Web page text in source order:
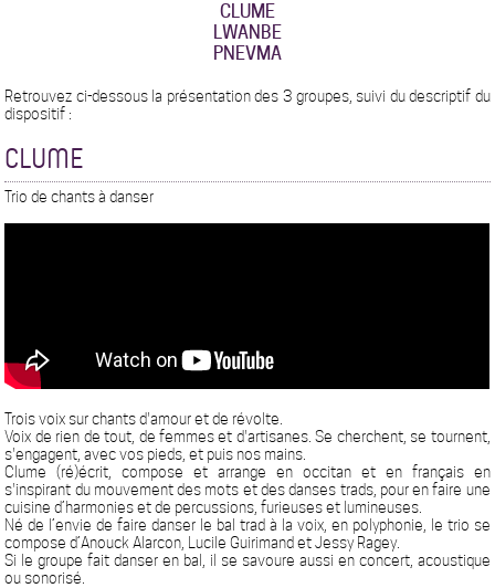
CLUME
LWANBE
PNEVMA
Retrouvez ci-dessous la présentation des 3 groupes, suivi du descriptif du
dispositif :
CLUME
Trio de chants à danser
Trois voix sur chants d'amour et de révolte.
Voix de rien de tout, de femmes et d'artisanes. Se cherchent, se tournent,
s'engagent, avec vos pieds, et puis nos mains.
Clume (ré)écrit, compose et arrange en occitan et en français en
s'inspirant du mouvement des mots et des danses trads, pour en faire une
cuisine d’harmonies et de percussions, furieuses et lumineuses.
Né de l’envie de faire danser le bal trad à la voix, en polyphonie, le trio se
compose d’Anouck Alarcon, Lucile Guirimand et Jessy Ragey.
Si le groupe fait danser en bal, il se savoure aussi en concert, acoustique
ou sonorisé.